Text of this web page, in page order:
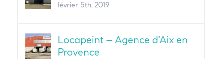
février 5th, 2019
Locapeint – Agence d’Aix en
Provence